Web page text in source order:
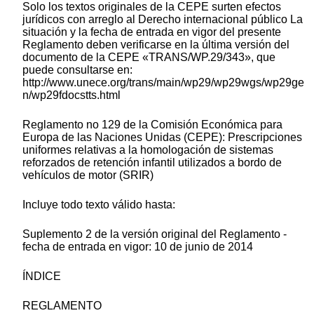
Solo los textos originales de la CEPE surten efectos
jurídicos con arreglo al Derecho internacional público La
situación y la fecha de entrada en vigor del presente
Reglamento deben verificarse en la última versión del
documento de la CEPE «TRANS/WP.29/343», que
puede consultarse en:
http://www.unece.org/trans/main/wp29/wp29wgs/wp29ge
n/wp29fdocstts.html
Reglamento no 129 de la Comisión Económica para
Europa de las Naciones Unidas (CEPE): Prescripciones
uniformes relativas a la homologación de sistemas
reforzados de retención infantil utilizados a bordo de
vehículos de motor (SRIR)
Incluye todo texto válido hasta:
Suplemento 2 de la versión original del Reglamento -
fecha de entrada en vigor: 10 de junio de 2014
ÍNDICE
REGLAMENTO